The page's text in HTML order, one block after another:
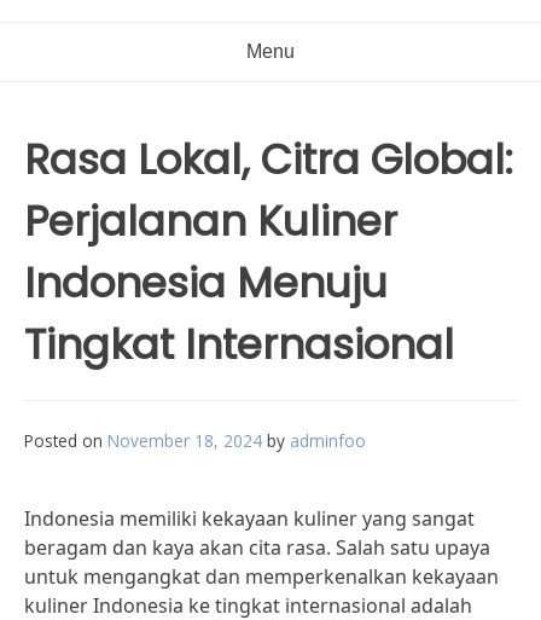
Menu
Rasa Lokal, Citra Global:
Perjalanan Kuliner
Indonesia Menuju
Tingkat Internasional
Posted on November 18, 2024 by adminfoo
Indonesia memiliki kekayaan kuliner yang sangat
beragam dan kaya akan cita rasa. Salah satu upaya
untuk mengangkat dan memperkenalkan kekayaan
kuliner Indonesia ke tingkat internasional adalah